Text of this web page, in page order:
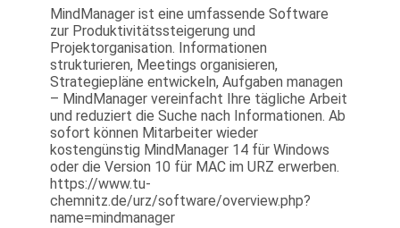
MindManager ist eine umfassende Software
zur Produktivitätssteigerung und
Projektorganisation. Informationen
strukturieren, Meetings organisieren,
Strategiepläne entwickeln, Aufgaben managen
– MindManager vereinfacht Ihre tägliche Arbeit
und reduziert die Suche nach Informationen. Ab
sofort können Mitarbeiter wieder
kostengünstig MindManager 14 für Windows
oder die Version 10 für MAC im URZ erwerben.
https://www.tu-
chemnitz.de/urz/software/overview.php?
name=mindmanager